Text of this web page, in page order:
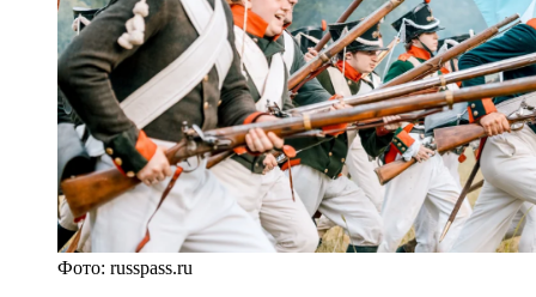
Фото: russpass.ru